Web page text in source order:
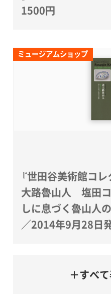
1500円
ミュージアムショップ
『世田谷美術館コ
大路魯山人 塩田
しに息づく魯山人の世界
／2014年9月28
＋すべて